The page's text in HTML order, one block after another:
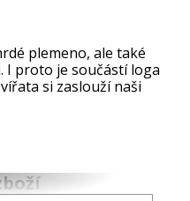
plemeno, ale také
I proto je součástí loga
si zaslouží naši